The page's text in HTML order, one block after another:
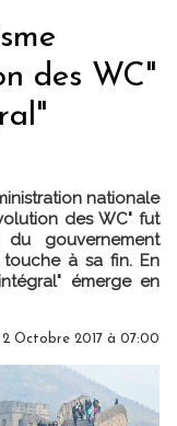
des WC"
nationale
des WC" fut
gouvernement
à sa fin. En
émerge en
2 Octobre 2017 à 07:00